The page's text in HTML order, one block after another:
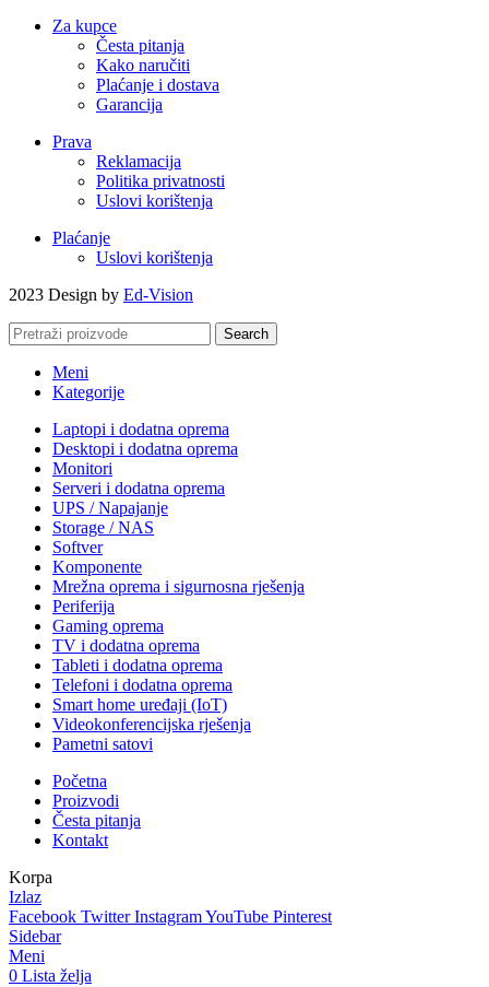
Za kupce
Česta pitanja
Kako naručiti
Plaćanje i dostava
Garancija
Prava
Reklamacija
Politika privatnosti
Uslovi korištenja
Plaćanje
Uslovi korištenja
2023 Design by Ed-Vision
Search
Meni
Kategorije
Laptopi i dodatna oprema
Desktopi i dodatna oprema
Monitori
Serveri i dodatna oprema
UPS / Napajanje
Storage / NAS
Softver
Komponente
Mrežna oprema i sigurnosna rješenja
Periferija
Gaming oprema
TV i dodatna oprema
Tableti i dodatna oprema
Telefoni i dodatna oprema
Smart home uređaji (IoT)
Videokonferencijska rješenja
Pametni satovi
Početna
Proizvodi
Česta pitanja
Kontakt
Korpa
Izlaz
Facebook Twitter InstagramYouTube Pinterest
Sidebar
Meni
0 Lista želja